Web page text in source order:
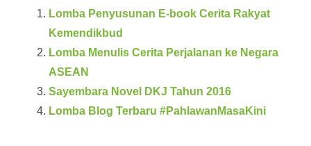
Lomba Penyusunan E-book Cerita Rakyat
Kemendikbud
Lomba Menulis Cerita Perjalanan ke Negara
ASEAN
Sayembara Novel DKJ Tahun 2016
Lomba Blog Terbaru #PahlawanMasaKini